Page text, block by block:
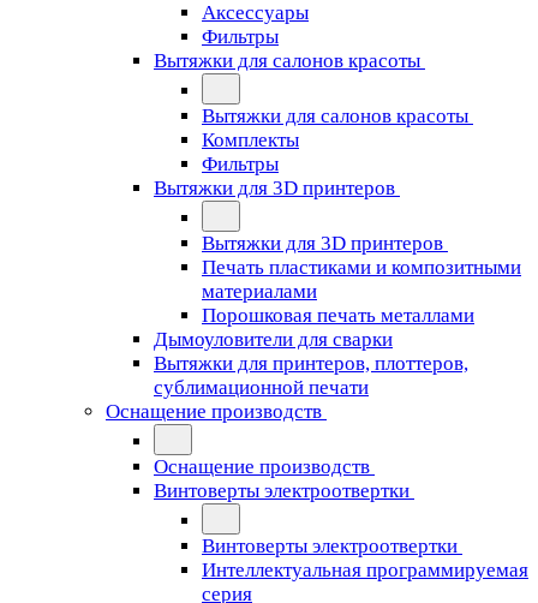
Аксессуары
Фильтры
Вытяжки для салонов красоты
Вытяжки для салонов красоты
Комплекты
Фильтры
Вытяжки для 3D принтеров
Вытяжки для 3D принтеров
Печать пластиками и композитными
материалами
Порошковая печать металлами
Дымоуловители для сварки
Вытяжки для принтеров, плоттеров,
сублимационной печати
Оснащение производств
Оснащение производств
Винтоверты электроотвертки
Винтоверты электроотвертки
Интеллектуальная программируемая
серия